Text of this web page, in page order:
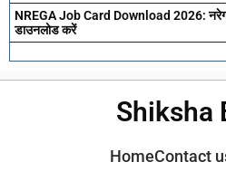
NREGA Job Card Download 2026:
डाउनलोड करें
Shiksha
HomeContact